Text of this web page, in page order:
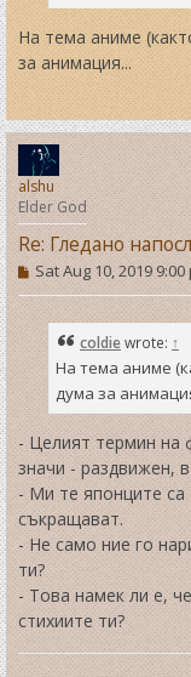
На тема аниме
за анимация...
alshu
Elder God
Re: Гледано
P
o
s
t
Sat Aug 10, 2019 9:00
coldiewrote: ↑
На тема аниме
дума за
- Целият термин на
значи - раздвижен,
- Ми те японците
съкращават.
- Не само ние го
ти?
- Това намек ли е,
стихиите ти?